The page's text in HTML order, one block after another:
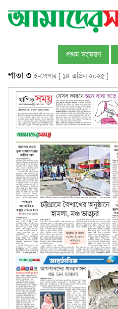
প্রথম সংস্করণ
পাতা ৩ই-পেপার [ ১৪ এপ্রিল ২০২৫ ]